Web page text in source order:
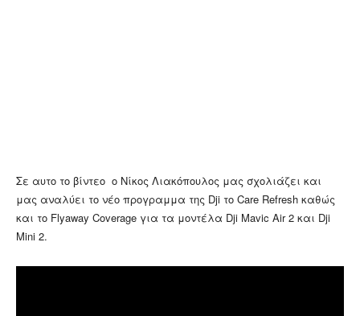
Σε αυτο το βίντεο ο Νίκος Λιακόπουλος μας σχολιάζει και
μας αναλύει το νέο προγραμμα της Dji το Care Refresh καθώς
και το Flyaway Coverage για τα μοντέλα Dji Mavic Air 2 και Dji
Mini 2.